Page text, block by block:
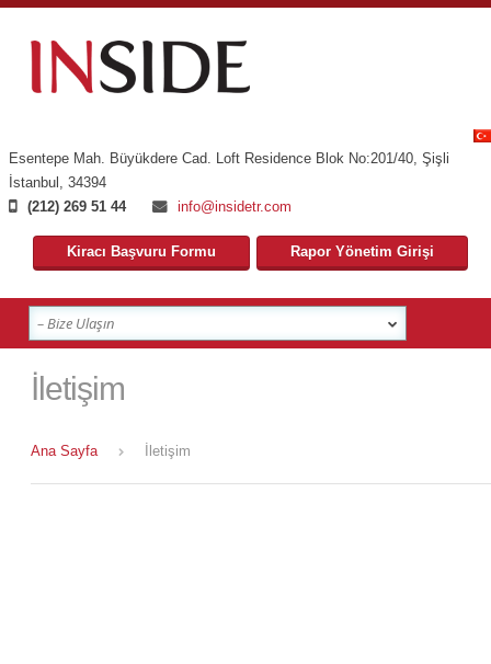
Esentepe Mah. Büyükdere Cad. Loft Residence Blok No:201/40, Şişli
İstanbul , 34394
(212) 269 51 44
info@insidetr.com
Kiracı Başvuru Formu Rapor Yönetim Girişi
İletişim
Ana Sayfa İletişim